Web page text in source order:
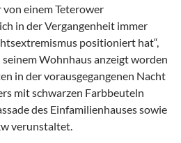
von einem Teterower
in der Vergangenheit immer
positioniert hat“,
seinem Wohnhaus anzeigt worden
in der vorausgegangenen Nacht
mit schwarzen Farbbeuteln
des Einfamilienhauses sowie
verunstaltet.